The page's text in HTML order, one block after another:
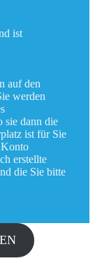
ist
auf den
werden
sie dann die
ist für Sie
Konto
erstellte
die Sie bitte